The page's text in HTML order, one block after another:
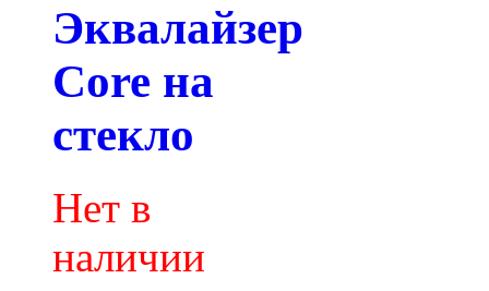
Эквалайзер
Core на
стекло
Нет в
наличии